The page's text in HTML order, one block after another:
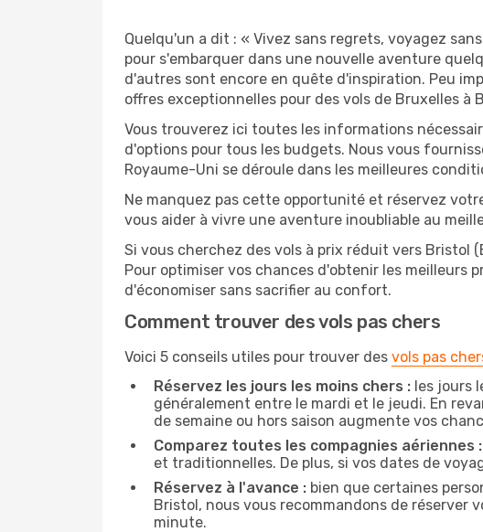
Quelqu'un a dit : « Vivez sans regrets, voyagez
pour s'embarquer dans une nouvelle aventure
d'autres sont encore en quête d'inspiration. Peu
offres exceptionnelles pour des vols de Bruxelles à
Vous trouverez ici toutes les informations
d'options pour tous les budgets. Nous vous
Royaume-Uni se déroule dans les meilleures
Ne manquez pas cette opportunité et réservez
vous aider à vivre une aventure inoubliable au
Si vous cherchez des vols à prix réduit vers Bristol
Pour optimiser vos chances d'obtenir les meilleurs
d'économiser sans sacrifier au confort.
Comment trouver des vols pas chers
Voici 5 conseils utiles pour trouver des vols pas
Réservez les jours les moins chers : les jours
généralement entre le mardi et le jeudi. En
de semaine ou hors saison augmente vos
Comparez toutes les compagnies aériennes :
et traditionnelles. De plus, si vos dates de
Réservez à l'avance : bien que certaines
Bristol, nous vous recommandons de réserver
minute.